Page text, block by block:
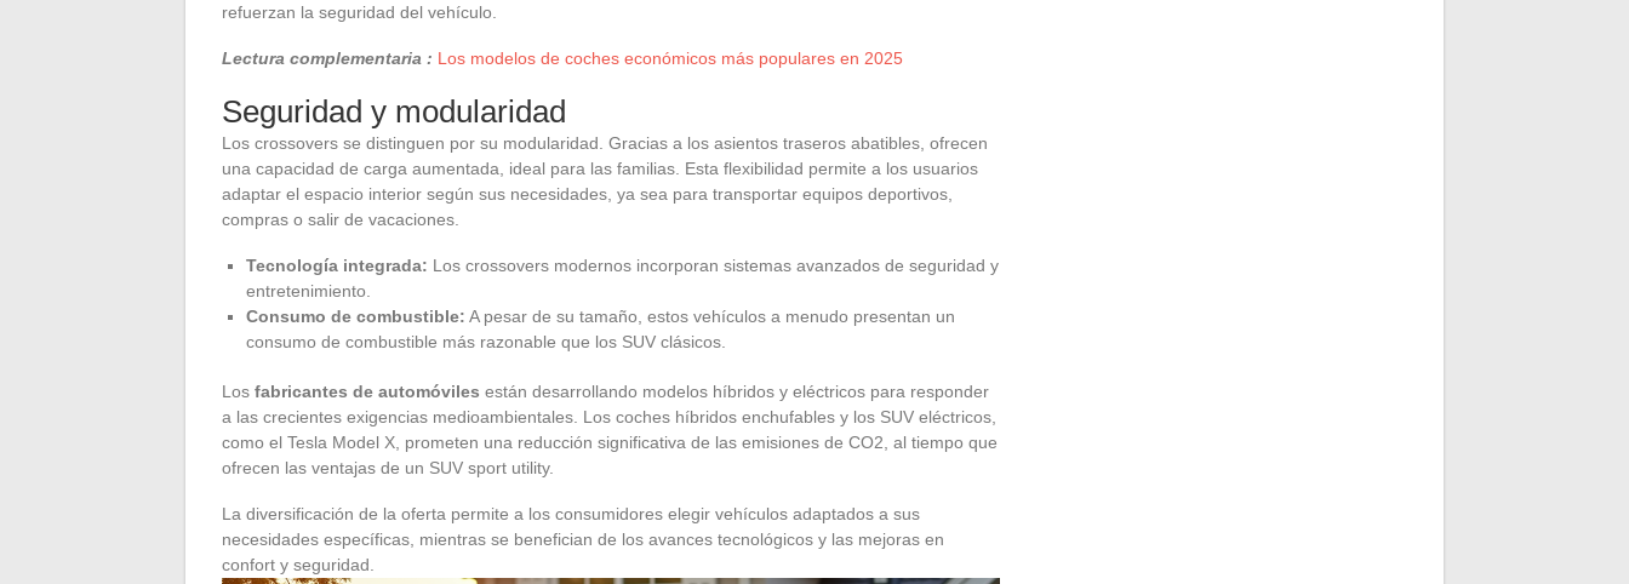
refuerzan la seguridad del vehículo.
Lectura complementaria : Los modelos de coches económicos más populares en 2025
Seguridad y modularidad
Los crossovers se distinguen por su modularidad. Gracias a los asientos traseros abatibles, ofrecen
una capacidad de carga aumentada, ideal para las familias. Esta flexibilidad permite a los usuarios
adaptar el espacio interior según sus necesidades, ya sea para transportar equipos deportivos,
compras o salir de vacaciones.
Tecnología integrada: Los crossovers modernos incorporan sistemas avanzados de seguridad y
entretenimiento.
Consumo de combustible: A pesar de su tamaño, estos vehículos a menudo presentan un
consumo de combustible más razonable que los SUV clásicos.
Los fabricantes de automóviles están desarrollando modelos híbridos y eléctricos para responder
a las crecientes exigencias medioambientales. Los coches híbridos enchufables y los SUV eléctricos,
como el Tesla Model X, prometen una reducción significativa de las emisiones de CO2, al tiempo que
ofrecen las ventajas de un SUV sport utility.
La diversificación de la oferta permite a los consumidores elegir vehículos adaptados a sus
necesidades específicas, mientras se benefician de los avances tecnológicos y las mejoras en
confort y seguridad.